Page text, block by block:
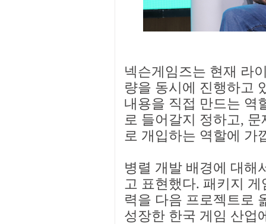
넥슨게임즈는 현재 라
량을 동시에 진행하고
내용을 직접 만드는 역
로 들어갈지 정하고,
로 개입하는 역할에 가
병렬 개발 배경에 대해
고 표현했다. 패키지
력을 다음 프로젝트로
성장한 한국 게임 산업